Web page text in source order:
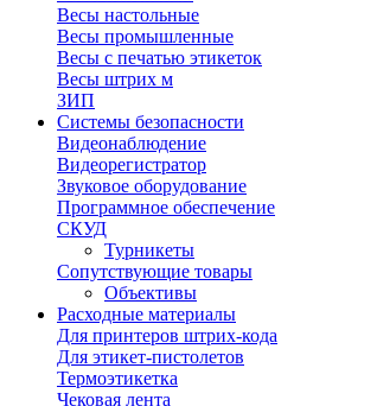
Весы настольные
Весы промышленные
Весы с печатью этикеток
Весы штрих м
ЗИП
Системы безопасности
Видеонаблюдение
Видеорегистратор
Звуковое оборудование
Программное обеспечение
СКУД
Турникеты
Сопутствующие товары
Объективы
Расходные материалы
Для принтеров штрих-кода
Для этикет-пистолетов
Термоэтикетка
Чековая лента